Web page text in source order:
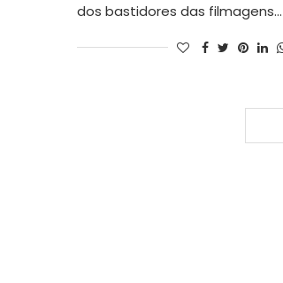
dos bastidores das filmagens…